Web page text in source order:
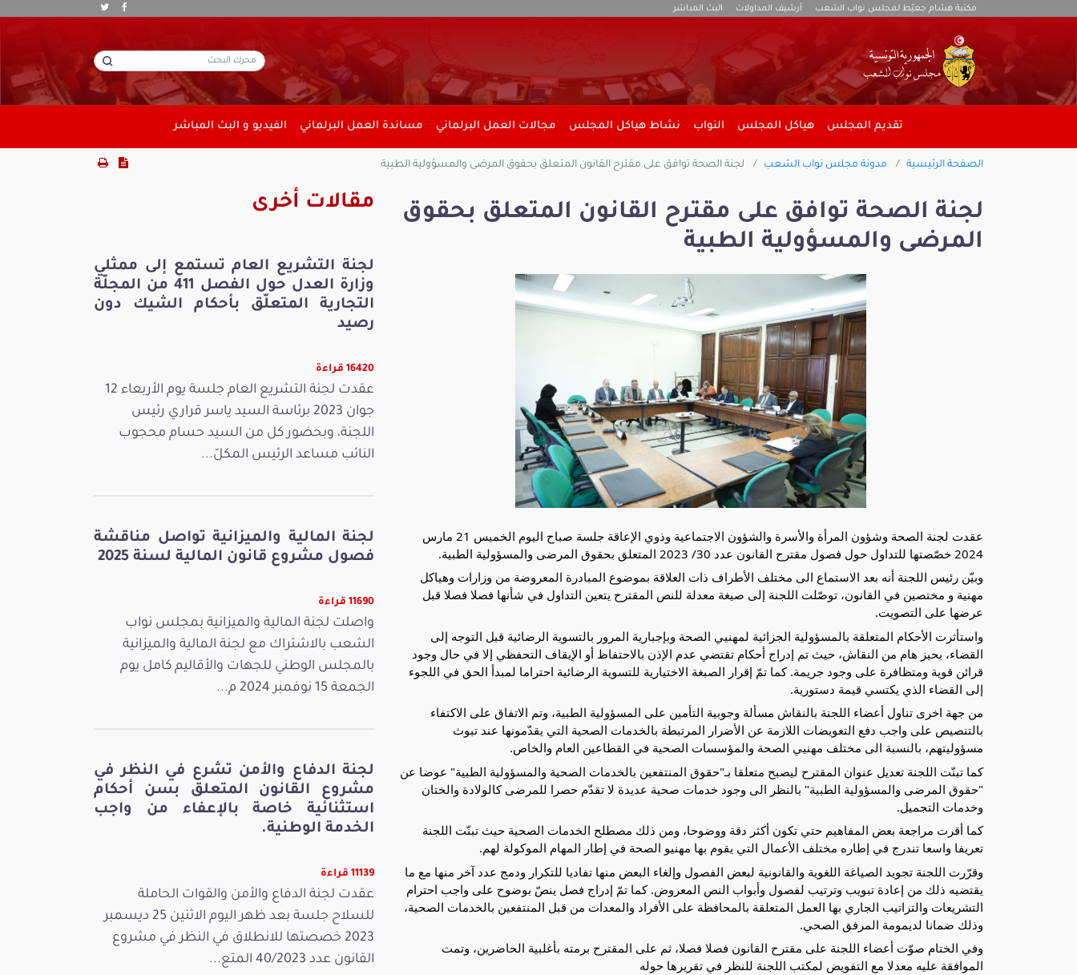
مكتبة هشام جعيّط لمجلس نواب الشعب أرشيف المداولات البث المباشر
تقديم المجلس هياكل المجلس النواب نشاط هياكل المجلس مجالات العمل البرلماني مساندة العمل البرلماني الفيديو و البث المباشر
الصفحة الرئيسية مدونة مجلس نواب الشعب لجنة الصحة توافق على مقترح القانون المتعلق بحقوق المرضى والمسؤولية الطبية
لجنة الصحة توافق على مقترح القانون المتعلق بحقوق
المرضى والمسؤولية الطبية
عقدت لجنة الصحة وشؤون المرأة والأسرة والشؤون الاجتماعية وذوي الإعاقة جلسة صباح اليوم الخميس 21 مارس
2024 خصّصتها للتداول حول فصول مقترح القانون عدد 30/ 2023 المتعلق بحقوق المرضى والمسؤولية الطبية.
وبيّن رئيس اللجنة أنه بعد الاستماع الى مختلف الأطراف ذات العلاقة بموضوع المبادرة المعروضة من وزارات وهياكل
مهنية و مختصين في القانون، توصّلت اللجنة إلى صيغة معدلة للنص المقترح يتعين التداول في شأنها فصلا فصلا قبل
عرضها على التصويت.
واستأثرت الأحكام المتعلقة بالمسؤولية الجزائية لمهنيي الصحة وبإجبارية المرور بالتسوية الرضائية قبل التوجه إلى
القضاء، بحيز هام من النقاش، حيث تم إدراج أحكام تقتضي عدم الإذن بالاحتفاظ أو الإيقاف التحفظي إلا في حال وجود
قرائن قوية ومتظافرة على وجود جريمة. كما تمّ إقرار الصبغة الاختيارية للتسوية الرضائية احتراما لمبدأ الحق في اللجوء
إلى القضاء الذي يكتسي قيمة دستورية.
من جهة اخرى تناول أعضاء اللجنة بالنقاش مسألة وجوبية التأمين على المسؤولية الطبية، وتم الاتفاق على الاكتفاء
بالتنصيص على واجب دفع التعويضات اللازمة عن الأضرار المرتبطة بالخدمات الصحية التي يقدّمونها عند تبوث
مسؤوليتهم، بالنسبة الى مختلف مهنيي الصحة والمؤسسات الصحية في القطاعين العام والخاص.
كما تبنّت اللجنة تعديل عنوان المقترح ليصبح متعلقا بـ"حقوق المنتفعين بالخدمات الصحية والمسؤولية الطبية" عوضا عن
"حقوق المرضى والمسؤولية الطبية" بالنظر الى وجود خدمات صحية عديدة لا تقدّم حصرا للمرضى كالولادة والختان
وخدمات التجميل.
كما أقرت مراجعة بعض المفاهيم حتي تكون أكثر دقة ووضوحا، ومن ذلك مصطلح الخدمات الصحية حيث تبنّت اللجنة
تعريفا واسعا تندرج في إطاره مختلف الأعمال التي يقوم بها مهنيو الصحة في إطار المهام الموكولة لهم.
وقرّرت اللجنة تجويد الصياغة اللغوية والقانونية لبعض الفصول وإلغاء البعض منها تفاديا للتكرار ودمج عدد آخر منها مع ما
يقتضيه ذلك من إعادة تبويب وترتيب لفصول وأبواب النص المعروض. كما تمّ إدراج فصل ينصّ بوضوح على واجب احترام
التشريعات والتراتيب الجاري بها العمل المتعلقة بالمحافظة على الأفراد والمعدات من قبل المنتفعين بالخدمات الصحية،
وذلك ضمانا لديمومة المرفق الصحي.
وفي الختام صوّت أعضاء اللجنة على مقترح القانون فصلا فصلا، ثم على المقترح برمته بأغلبية الحاضرين، وتمت
الموافقة عليه معدلا مع التفويض لمكتب اللجنة للنظر في تقريرها حوله
مقالات أخرى
لجنة التشريع العام تستمع إلى ممثلي
وزارة العدل حول الفصل 411 من المجلّة
التجارية المتعلّق بأحكام الشيك دون
رصيد
16420 قراءة
عقدت لجنة التشريع العام جلسة يوم الأربعاء 12
جوان 2023 برئاسة السيد ياسر قراري رئيس
اللجنة، وبحضور كل من السيد حسام محجوب
النائب مساعد الرئيس المكلّ...
لجنة المالية والميزانية تواصل مناقشة
فصول مشروع قانون المالية لسنة 2025
11690 قراءة
واصلت لجنة المالية والميزانية بمجلس نواب
الشعب بالاشتراك مع لجنة المالية والميزانية
بالمجلس الوطني للجهات والأقاليم كامل يوم
الجمعة 15 نوفمبر 2024 م...
لجنة الدفاع والأمن تشرع في النظر في
مشروع القانون المتعلق بسن أحكام
استثنائية خاصة بالإعفاء من واجب
الخدمة الوطنية.
11139 قراءة
عقدت لجنة الدفاع والأمن والقوات الحاملة
للسلاح جلسة بعد ظهر اليوم الاثنين 25 ديسمبر
2023 خصصتها للانطلاق في النظر في مشروع
القانون عدد 40/2023 المتع...